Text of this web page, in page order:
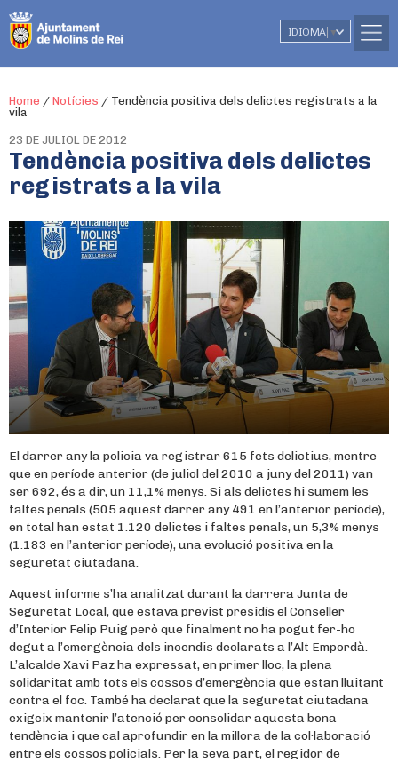
IDIOMA ▼
Home / Notícies / Tendència positiva dels delictes registrats a la
vila
23 DE JULIOL DE 2012
Tendència positiva dels delictes
registrats a la vila
El darrer any la policia va registrar 615 fets delictius, mentre
que en període anterior (de juliol del 2010 a juny del 2011) van
ser 692, és a dir, un 11,1% menys. Si als delictes hi sumem les
faltes penals (505 aquest darrer any 491 en l’anterior període),
en total han estat 1.120 delictes i faltes penals, un 5,3% menys
(1.183 en l’anterior període), una evolució positiva en la
seguretat ciutadana.
Aquest informe s’ha analitzat durant la darrera Junta de
Seguretat Local, que estava previst presidís el Conseller
d’Interior Felip Puig però que finalment no ha pogut fer-ho
degut a l’emergència dels incendis declarats a l’Alt Empordà.
L’alcalde Xavi Paz ha expressat, en primer lloc, la plena
solidaritat amb tots els cossos d’emergència que estan lluitant
contra el foc. També ha declarat que la seguretat ciutadana
exigeix mantenir l’atenció per consolidar aquesta bona
tendència i que cal aprofundir en la millora de la col·laboració
entre els cossos policials. Per la seva part, el regidor de